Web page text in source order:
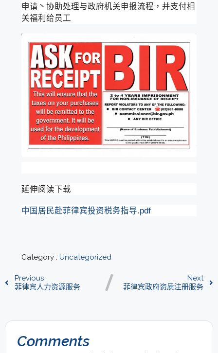
申请丶协助处理与政府机关申报流程，并支付相
关福利给员工
延伸阅读下载
中国居民赴菲律宾投资税务指导.pdf
Category : Uncategorized
Previous
菲律宾人力资源服务
Next
菲律宾政府资质注册服务
Comments